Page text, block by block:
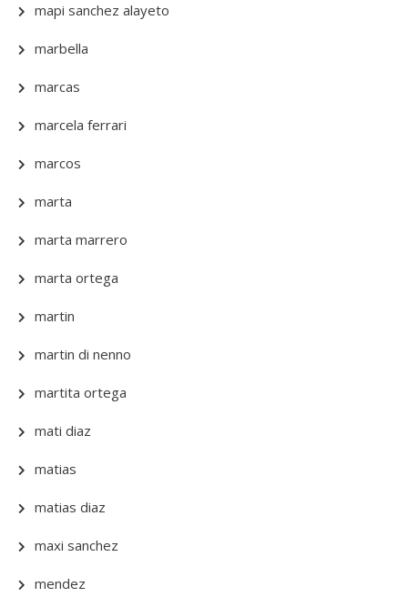
mapi sanchez alayeto
marbella
marcas
marcela ferrari
marcos
marta
marta marrero
marta ortega
martin
martin di nenno
martita ortega
mati diaz
matias
matias diaz
maxi sanchez
mendez